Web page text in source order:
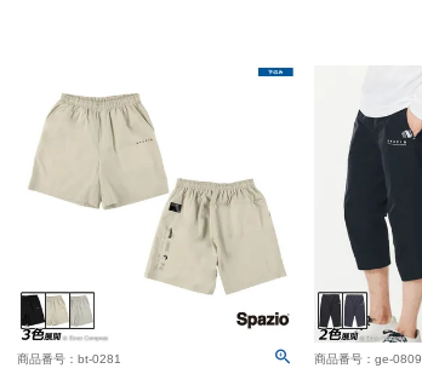
商品番号：bt-0281 商品番号：ge-0809